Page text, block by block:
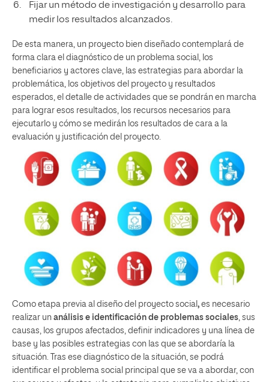
Fijar un método de investigación y desarrollo para
medir los resultados alcanzados.
De esta manera, un proyecto bien diseñado contemplará de
forma clara el diagnóstico de un problema social, los
beneficiarios y actores clave, las estrategias para abordar la
problemática, los objetivos del proyecto y resultados
esperados, el detalle de actividades que se pondrán en marcha
para lograr esos resultados, los recursos necesarios para
ejecutarlo y cómo se medirán los resultados de cara a la
evaluación y justificación del proyecto.
Como etapa previa al diseño del proyecto social , es necesario
realizar un análisis e identificación de problemas sociales, sus
causas, los grupos afectados, definir indicadores y una línea de
base y las posibles estrategias con las que se abordaría la
situación. Tras ese diagnóstico de la situación, se podrá
identificar el problema social principal que se va a abordar, con